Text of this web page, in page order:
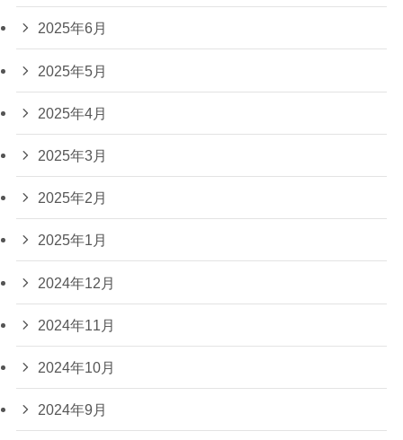
2025年6月
2025年5月
2025年4月
2025年3月
2025年2月
2025年1月
2024年12月
2024年11月
2024年10月
2024年9月